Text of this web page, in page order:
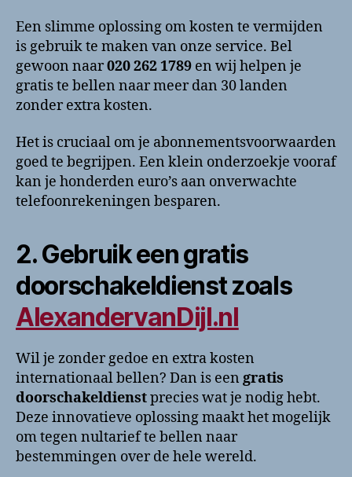
Een slimme oplossing om kosten te vermijden
is gebruik te maken van onze service. Bel
gewoon naar020 262 1789 en wij helpen je
gratis te bellen naar meer dan 30 landen
zonder extra kosten.
Het is cruciaal om je abonnementsvoorwaarden
goed te begrijpen. Een klein onderzoekje vooraf
kan je honderden euro’s aan onverwachte
telefoonrekeningen besparen.
2. Gebruik een gratis
doorschakeldienst zoals
AlexandervanDijl.nl
Wil je zonder gedoe en extra kosten
internationaal bellen? Dan is een gratis
doorschakeldienstprecies wat je nodig hebt.
Deze innovatieve oplossing maakt het mogelijk
om tegen nultarief te bellen naar
bestemmingen over de hele wereld.